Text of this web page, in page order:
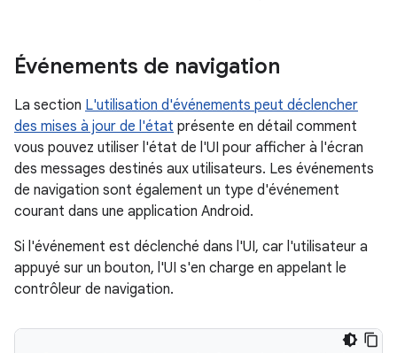
Événements de navigation
La section L'utilisation d'événements peut déclencher
des mises à jour de l'état présente en détail comment
vous pouvez utiliser l'état de l'UI pour afficher à l'écran
des messages destinés aux utilisateurs. Les événements
de navigation sont également un type d'événement
courant dans une application Android.
Si l'événement est déclenché dans l'UI, car l'utilisateur a
appuyé sur un bouton, l'UI s'en charge en appelant le
contrôleur de navigation.